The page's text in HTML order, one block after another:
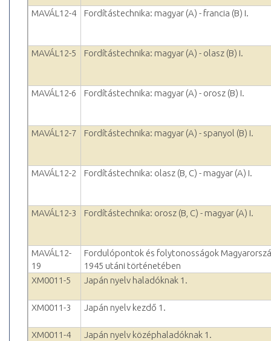
MAVÁL12-4 Fordítástechnika: magyar (A) - francia (B) I.
MAVÁL12-5 Fordítástechnika: magyar (A) - olasz (B) I.
MAVÁL12-6 Fordítástechnika: magyar (A) - orosz (B) I.
MAVÁL12-7 Fordítástechnika: magyar (A) - spanyol (B) I.
MAVÁL12-2 Fordítástechnika: olasz (B, C) - magyar (A) I.
MAVÁL12-3 Fordítástechnika: orosz (B, C) - magyar (A) I.
MAVÁL12-
19
Fordulópontok és folytonosságok
1945 utáni történetében
XM0011-5
Japán nyelv haladóknak 1.
XM0011-3 Japán nyelv kezdő 1.
XM0011-4 Japán nyelv középhaladóknak 1.